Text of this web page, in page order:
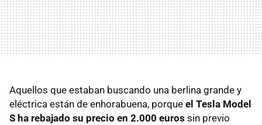
Aquellos que estaban buscando una berlina grande y
eléctrica están de enhorabuena, porque el Tesla Model
S ha rebajado su precio en 2.000 euros sin previo